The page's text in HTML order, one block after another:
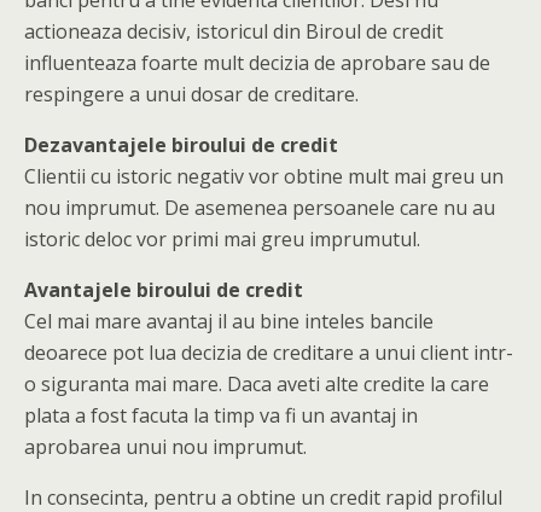
actioneaza decisiv, istoricul din Biroul de credit
influenteaza foarte mult decizia de aprobare sau de
respingere a unui dosar de creditare.
Dezavantajele biroului de credit
Clientii cu istoric negativ vor obtine mult mai greu un
nou imprumut. De asemenea persoanele care nu au
istoric deloc vor primi mai greu imprumutul.
Avantajele biroului de credit
Cel mai mare avantaj il au bine inteles bancile
deoarece pot lua decizia de creditare a unui client intr-
o siguranta mai mare. Daca aveti alte credite la care
plata a fost facuta la timp va fi un avantaj in
aprobarea unui nou imprumut.
In consecinta, pentru a obtine un credit rapid profilul